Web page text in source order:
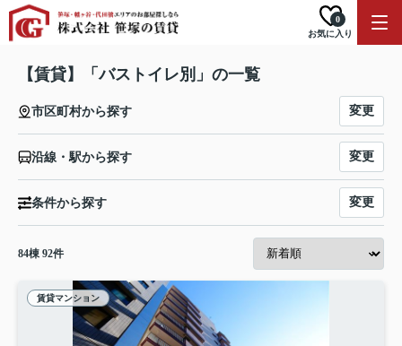
お気に入り
0
【賃貸】「バストイレ別」の一覧
市区町村から探す 変更
沿線・駅から探す 変更
条件から探す 変更
84棟 92件
賃貸マンション